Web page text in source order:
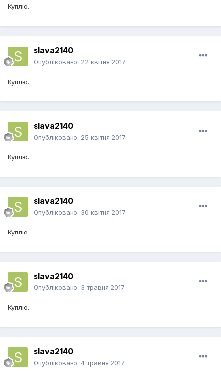
Куплю.
slava2140
Опубліковано: 22 квітня 2017
Куплю.
slava2140
Опубліковано: 25 квітня 2017
Куплю.
slava2140
Опубліковано: 30 квітня 2017
Куплю.
slava2140
Опубліковано: 3 травня 2017
Куплю.
slava2140
Опубліковано: 4 травня 2017